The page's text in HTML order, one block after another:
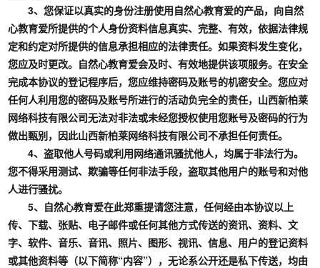
3、您保证以真实的身份注册使用自然心教育爱的产品，向自然
心教育爱所提供的个人身份资料信息真实、完整、有效，依据法律规
定和约定对所提供的信息承担相应的法律责任。如果资料发生变化，
您应及时更改。自然心教育爱会及时、有效地提供该项服务。在安全
完成本协议的登记程序后，您应维持密码及账号的机密安全。您应对
任何人利用您的密码及账号所进行的活动负完全的责任，山西新柏莱
网络科技有限公司无法对非法或未经您授权使用您账号及密码的行为
做出甄别，因此山西新柏莱网络科技有限公司不承担任何责任。
4、盗取他人号码或利用网络通讯骚扰他人，均属于非法行为。
您不得采用测试、欺骗等任何非法手段，盗取其他用户的账号和对他
人进行骚扰。
5、自然心教育爱在此郑重提请您注意，任何经由本协议以上
传、下载、张贴、电子邮件或任何其他方式传送的资讯、资料、文
字、软件、音乐、音讯、照片、图形、视讯、信息、用户的登记资料
或其他资料等（以下简称“内容”），无论系公开还是私下传送，均由